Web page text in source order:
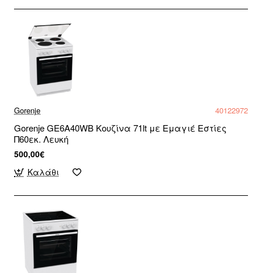
Gorenje 40122972
Gorenje GE6A40WB Κουζίνα 71lt με Εμαγιέ Εστίες
Π60εκ. Λευκή
500,00€
Καλάθι